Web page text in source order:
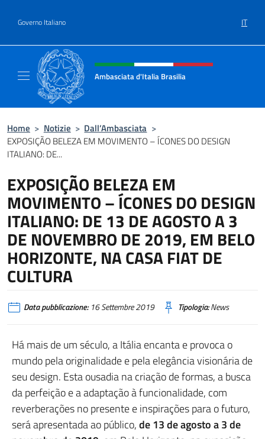
Governo Italiano IT
Intestazione sito, social e menù
Ambasciata d'Italia Brasilia
Home > Notizie > Dall’Ambasciata >
EXPOSIÇÃO BELEZA EM MOVIMENTO – ÍCONES DO DESIGN
ITALIANO: DE...
EXPOSIÇÃO BELEZA EM
MOVIMENTO – ÍCONES DO DESIGN
ITALIANO: DE 13 DE AGOSTO A 3
DE NOVEMBRO DE 2019, EM BELO
HORIZONTE, NA CASA FIAT DE
CULTURA
Data pubblicazione:16 Settembre 2019 Tipologia:News
Há mais de um século, a Itália encanta e provoca o
mundo pela originalidade e pela elegância visionária de
seu design. Esta ousadia na criação de formas, a busca
da perfeição e a adaptação à funcionalidade, com
reverberações no presente e inspirações para o futuro,
será apresentada ao público,de 13 de agosto a 3 de